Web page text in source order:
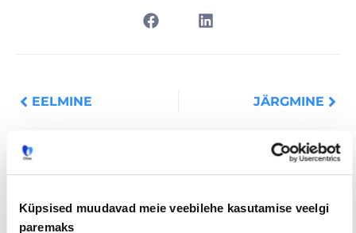
Küpsised muudavad meie veebilehe kasutamise veelgi
paremaks
EELMINE JÄRGMINE
Loe lisaks